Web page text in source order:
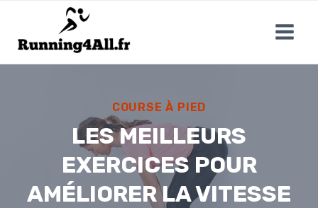
contenu
COURSE À PIED
LES MEILLEURS
EXERCICES POUR
AMÉLIORER LA VITESSE